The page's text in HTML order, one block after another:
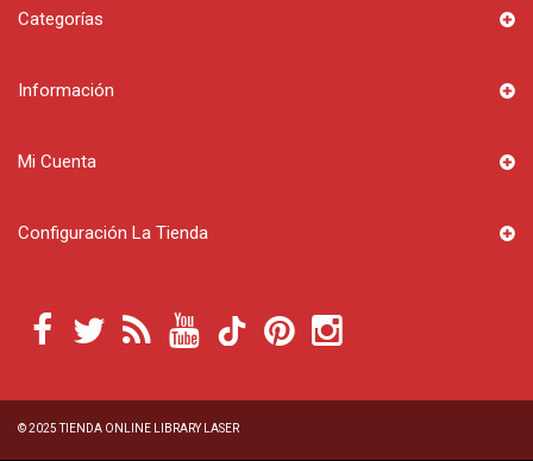
Categorías
Información
© 2025TIENDA ONLINE LIBRARY LASER
Mi Cuenta
Configuración La Tienda